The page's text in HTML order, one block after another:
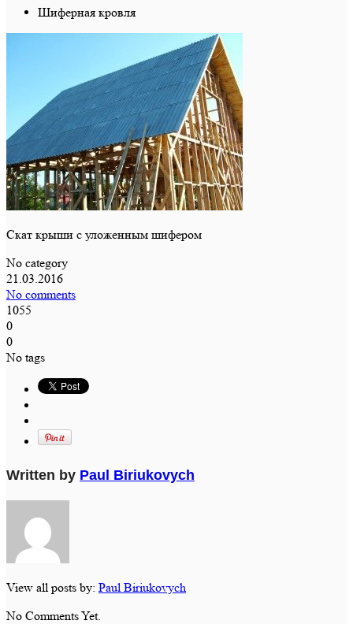
Шиферная кровля
Скат крыши с уложенным шифером
No category
21.03.2016
No comments
1055
0
0
No tags
Written by Paul Biriukovych
View all posts by: Paul Biriukovych
No Comments Yet.